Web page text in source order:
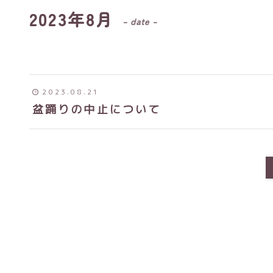
2023年8月 – date –
2023.08.21
盆踊りの中止について